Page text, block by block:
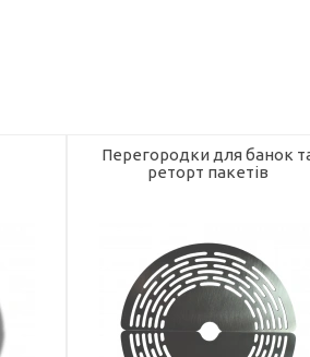
Перегородки для банок
реторт пакетів